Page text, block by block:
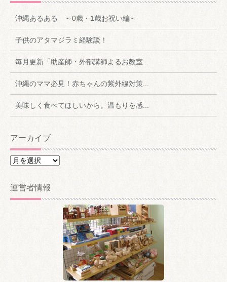
沖縄あるある ～0歳・1歳お祝い編～
子供のアタマジラミ経験談！
毎月更新「助産師・外部講師よるお教室...
沖縄のママ必見！赤ちゃんの紫外線対策...
美味しく食べてほしいから。温もりを感...
アーカイブ
ア
カ
イ
運営者情報